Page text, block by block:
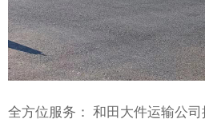
全方位服务： 和田大件运输公